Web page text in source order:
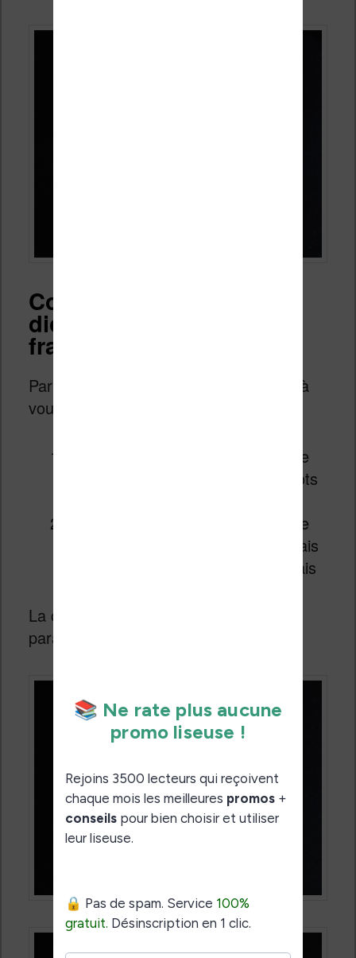
Comment utiliser le
dictionnaire anglais –
français ?
Par contre, une nouvelle option s’offre à
vous :
vous pouvez choisir le dictionnaire
Oxford qui affiche le sens des mots
vous pouvez choisir le dictionnaire
Hachette Oxford Anglais – Français
qui va traduire les mots en français
La configuration s’effectue dans les
paramètres de votre liseuse.